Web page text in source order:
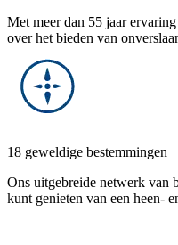
Met meer dan 55 jaar
over het bieden van
18 geweldige bestemmingen
Ons uitgebreide netwerk van
kunt genieten van een heen-